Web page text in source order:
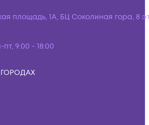
площадь, 1А, БЦ Соколиная гора, 8
пт, 9:00 - 18:00